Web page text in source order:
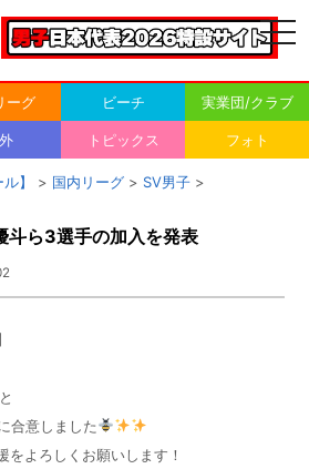
ーグ ビーチ 実業団/クラブ
トピックス フォト
】 > 国内リーグ > SV男子 >
ら3選手の加入を発表
合意しました
をよろしくお願いします！